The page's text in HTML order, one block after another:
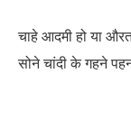
चाहे आदमी हो या
सोने चांदी के गहने